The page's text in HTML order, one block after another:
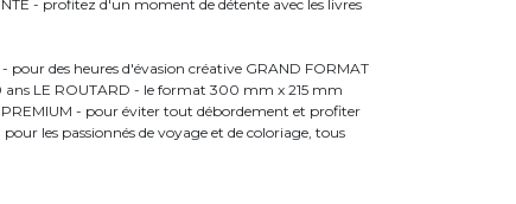
- profitez d'un moment de détente avec les livres
pour des heures d'évasion créative GRAND FORMAT
ans LE ROUTARD - le format 300 mm x 215 mm
- pour éviter tout débordement et profiter
les passionnés de voyage et de coloriage, tous